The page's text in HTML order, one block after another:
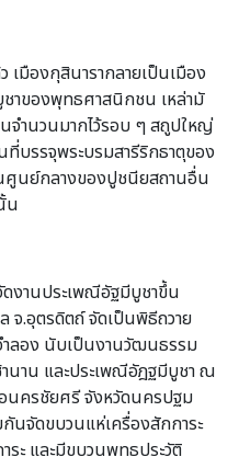
มืองกุสินารากลายเป็นเมือง
าของพุทธศาสนิกชน เหล่ามั
นจำนวนมากไว้รอบ ๆ สถูปใหญ่
บรรจุพระบรมสารีริกธาตุของ
ศูนย์กลางของปูชนียสถานอื่น
น
ดงานประเพณีอัฐมีบูชาขึ้น
จ.อุตรดิตถ์ จัดเป็นพิธีถวาย
ำลอง นับเป็นงานวัฒนธรรม
าน และประเพณีอัฎฐมีบูชา ณ
อนครชัยศรี จังหวัดนครปฐม
นจัดขบวนแห่เครื่องสักการะ
ระ และมีขบวนพุทธประวัติ